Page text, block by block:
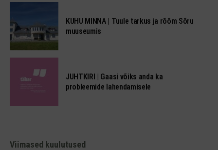
KUHU MINNA | Tuule tarkus ja rõõm Sõru
muuseumis
JUHTKIRI | Gaasi võiks anda ka
probleemide lahendamisele
Viimased kuulutused